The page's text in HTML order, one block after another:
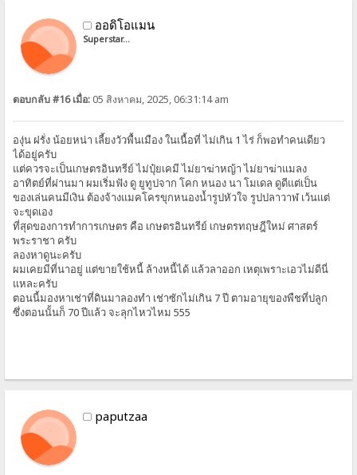
ออดิโอแมน
Superstar...
ตอบกลับ #16 เมื่อ: 05 สิงหาคม, 2025, 06:31:14 am
องุ่น ฝรั่ง น้อยหน่า เลี้ยงวัวพื้นเมือง ในเนื้อที่ ไม่เกิน 1 ไร่ ก็พอทำคนเดียว
ได้อยู่ครับ
แต่ควรจะเป็นเกษตรอินทรีย์ ไม่ปุ๋ยเคมี ไม่ยาฆ่าหญ้า ไม่ยาฆ่าแมลง
อาทิตย์ที่ผ่านมา ผมเริ่มฟัง ดู ยูทูปจาก โคก หนอง นา โมเดล ดูดีแต่เป็น
ของเล่นคนมีเงิน ต้องจ้างแมคโครขุกหนองน้ำรูปหัวใจ รูปปลาวาฬ เว้นแต่
จะขุดเอง
ที่สุดของการทำการเกษตร คือ เกษตรอินทรีย์ เกษตรทฤษฎีใหม่ ศาสตร์
พระราชา ครับ
ลองหาดูนะครับ
ผมเคยมีที่นาอยู่ แต่ขายใช้หนี้ ล้างหนี้ได้ แล้วลาออก เหตุเพราะเอวไม่ดีนี่
แหละครับ
ตอนนี้มองหาเช่าที่ดินมาลองทำ เช่าซักไม่เกิน 7 ปี ตามอายุของพืชที่ปลูก
ซึ่งตอนนั้นก็ 70 ปีแล้ว จะลุกไหวไหม 555
paputzaa